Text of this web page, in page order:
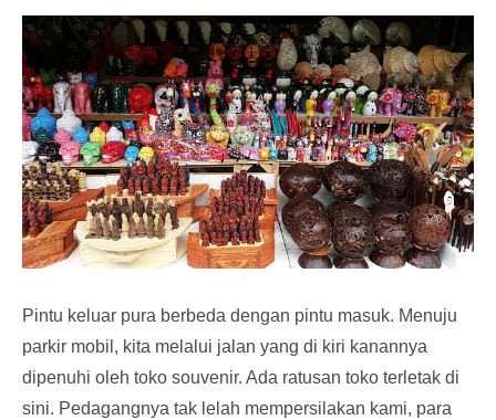
Pintu keluar pura berbeda dengan pintu masuk. Menuju
parkir mobil, kita melalui jalan yang di kiri kanannya
dipenuhi oleh toko souvenir. Ada ratusan toko terletak di
sini. Pedagangnya tak lelah mempersilakan kami, para